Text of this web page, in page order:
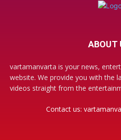
ABOUT
vartamanvarta is your news,
website. We provide you with the
videos straight from the
Contact us: